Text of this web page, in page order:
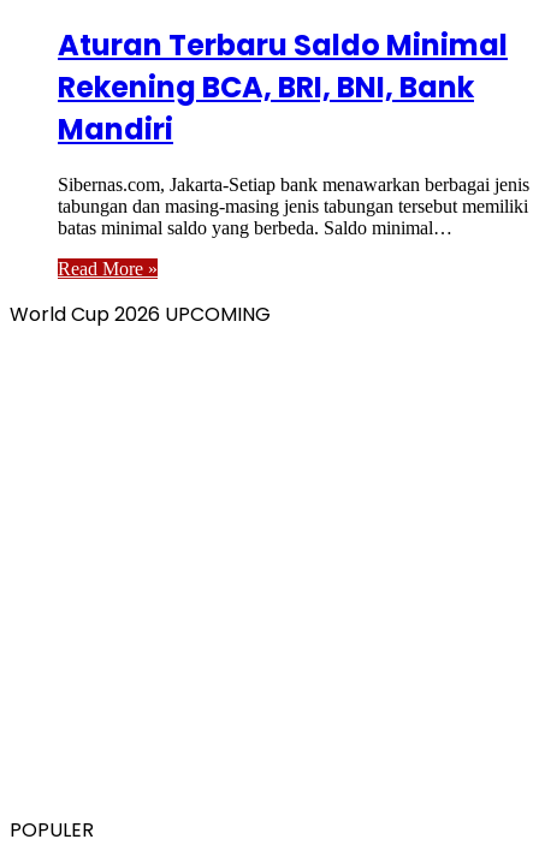
Aturan Terbaru Saldo Minimal
Rekening BCA, BRI, BNI, Bank
Mandiri
Sibernas.com, Jakarta-Setiap bank menawarkan berbagai jenis
tabungan dan masing-masing jenis tabungan tersebut memiliki
batas minimal saldo yang berbeda. Saldo minimal…
Read More »
World Cup 2026 UPCOMING
POPULER